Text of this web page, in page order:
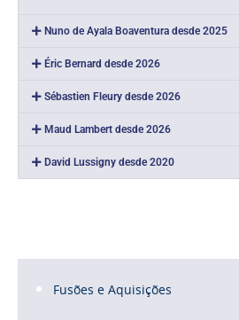
Nuno de Ayala Boaventura desde 2025
Éric Bernard desde 2026
Sébastien Fleury desde 2026
Maud Lambert desde 2026
David Lussigny desde 2020
Fusões e Aquisições